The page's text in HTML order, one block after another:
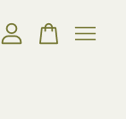
的。